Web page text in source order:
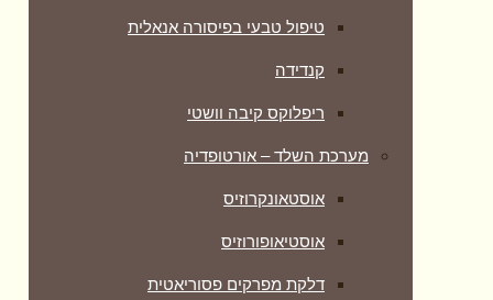
טיפול טבעי בפיסורה אנאלית
קנדידה
ריפלוקס קיבה וושטי
מערכת השלד – אורטופדיה
אוסטאונקרוזיס
אוסטיאופורוזיס
דלקת מפרקים פסוריאטית